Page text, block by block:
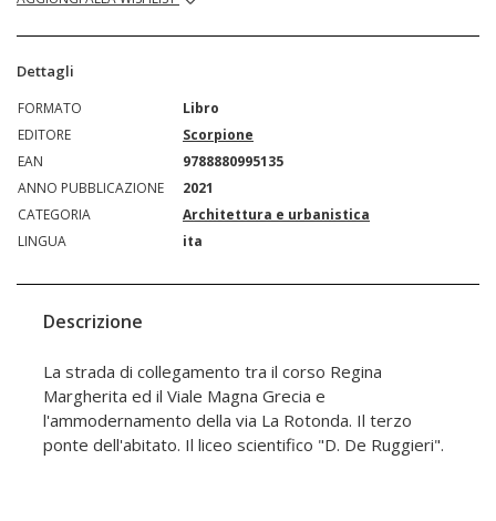
Dettagli
FORMATO
Libro
EDITORE
Scorpione
EAN
9788880995135
ANNO PUBBLICAZIONE
2021
CATEGORIA
Architettura e urbanistica
LINGUA
ita
Descrizione
La strada di collegamento tra il corso Regina
Margherita ed il Viale Magna Grecia e
l'ammodernamento della via La Rotonda. Il terzo
ponte dell'abitato. Il liceo scientifico "D. De Ruggieri".